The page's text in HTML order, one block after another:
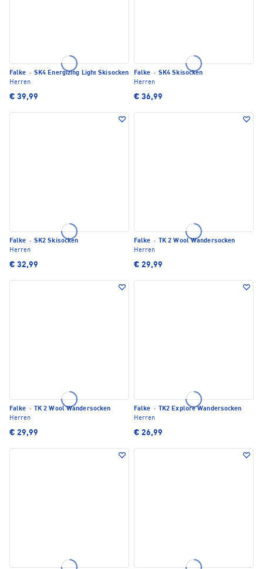
Falke · SK4 Energizing Light Skisocken
Herren
€ 39,99
Falke · SK4 Skisocken
Herren
€ 36,99
Falke · SK2 Skisocken
Herren
€ 32,99
Falke ·
TK 2 Wool Wandersocken
Herren
€ 29,99
Falke ·
TK 2 Wool Wandersocken
Herren
€ 29,99
Falke ·
TK2 Explore Wandersocken
Herren
€ 26,99